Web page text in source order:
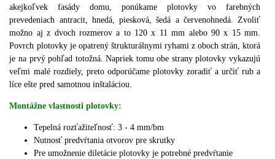
akejkoľvek fasády domu, ponúkame plotovky vo farebných
prevedeniach antracit, hnedá, piesková, šedá a červenohnedá. Zvoliť
možno aj z dvoch rozmerov a to 120 x 11 mm alebo 90 x 15 mm.
Povrch plotovky je opatrený štrukturálnymi ryhami z oboch strán, ktorá
je na prvý pohľad totožná. Napriek tomu obe strany plotovky vykazujú
veľmi malé rozdiely, preto odporúčame plotovky zoradiť a určiť rub a
líce ešte pred samotnou inštaláciou.
Montážne vlastnosti plotovky:
Tepelná rozťažiteľnosť: 3 - 4 mm/bm
Nutnosť predvŕtania otvorov pre skrutky
Pre umožnenie diletácie plotovky je potrebné predvŕtanie